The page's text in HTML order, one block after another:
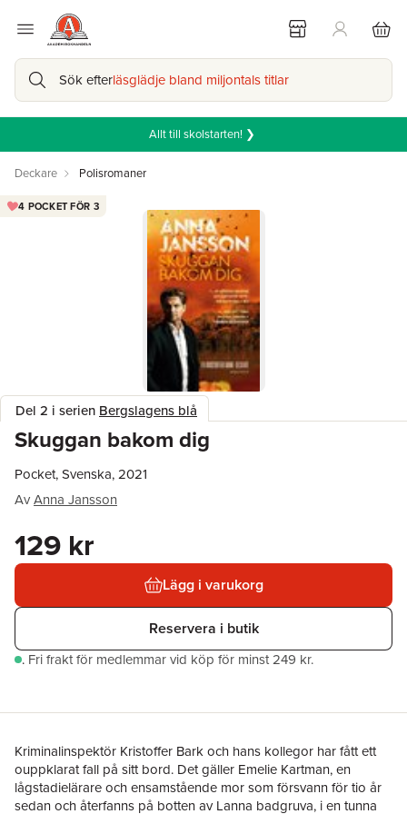
Sök efterläsglädje bland miljontals titlar
Allt till skolstarten! ❯
Deckare Polisromaner
Del 2 i serien Bergslagens blå
Skuggan bakom dig
4 POCKET FÖR 3
Pocket, Svenska, 2021
AvAnna Jansson
129 kr
Lägg i varukorg
Reservera i butik
. Fri frakt för medlemmar vid köp för minst 249 kr.
Kriminalinspektör Kristoffer Bark och hans kollegor har fått ett
ouppklarat fall på sitt bord. Det gäller Emelie Kartman, en
lågstadielärare och ensamstående mor som försvann för tio år
sedan och återfanns på botten av Lanna badgruva, i en tunna